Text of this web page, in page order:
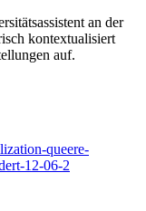
an der
kontextualisiert
auf.
queere-
12-06-2